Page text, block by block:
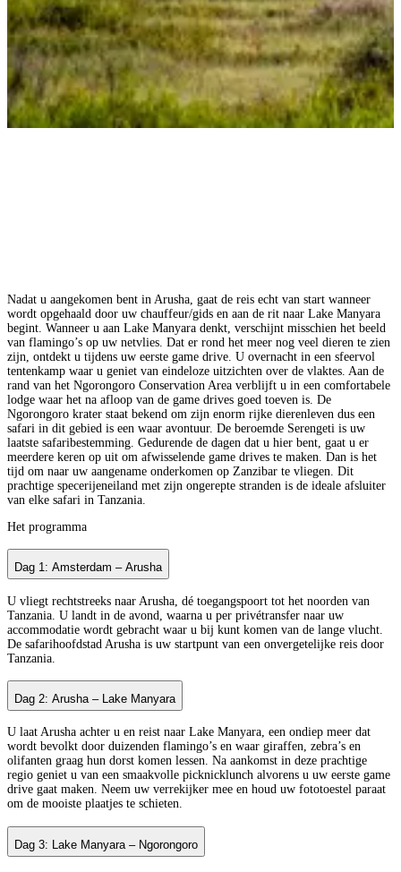
Nadat u aangekomen bent in Arusha, gaat de reis echt van start wanneer
wordt opgehaald door uw chauffeur/gids en aan de rit naar Lake Manyara
begint. Wanneer u aan Lake Manyara denkt, verschijnt misschien het beeld
van flamingo’s op uw netvlies. Dat er rond het meer nog veel dieren te zien
zijn, ontdekt u tijdens uw eerste game drive. U overnacht in een sfeervol
tentenkamp waar u geniet van eindeloze uitzichten over de vlaktes. Aan de
rand van het Ngorongoro Conservation Area verblijft u in een comfortabele
lodge waar het na afloop van de game drives goed toeven is. De
Ngorongoro krater staat bekend om zijn enorm rijke dierenleven dus een
safari in dit gebied is een waar avontuur. De beroemde Serengeti is uw
laatste safaribestemming. Gedurende de dagen dat u hier bent, gaat u er
meerdere keren op uit om afwisselende game drives te maken. Dan is het
tijd om naar uw aangename onderkomen op Zanzibar te vliegen. Dit
prachtige specerijeneiland met zijn ongerepte stranden is de ideale afsluiter
van elke safari in Tanzania.
Het programma
Dag 1: Amsterdam – Arusha
U vliegt rechtstreeks naar Arusha, dé toegangspoort tot het noorden van
Tanzania. U landt in de avond, waarna u per privétransfer naar uw
accommodatie wordt gebracht waar u bij kunt komen van de lange vlucht.
De safarihoofdstad Arusha is uw startpunt van een onvergetelijke reis door
Tanzania.
Dag 2: Arusha – Lake Manyara
U laat Arusha achter u en reist naar Lake Manyara, een ondiep meer dat
wordt bevolkt door duizenden flamingo’s en waar giraffen, zebra’s en
olifanten graag hun dorst komen lessen. Na aankomst in deze prachtige
regio geniet u van een smaakvolle picknicklunch alvorens u uw eerste game
drive gaat maken. Neem uw verrekijker mee en houd uw fototoestel paraat
om de mooiste plaatjes te schieten.
Dag 3: Lake Manyara – Ngorongoro